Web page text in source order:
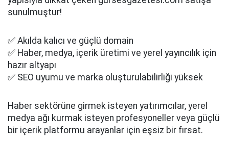
sunulmuştur!
✅ Akılda kalıcı ve güçlü domain
✅ Haber, medya, içerik üretimi ve yerel yayıncılık için
hazır altyapı
✅ SEO uyumu ve marka oluşturulabilirliği yüksek
Haber sektörüne girmek isteyen yatırımcılar, yerel
medya ağı kurmak isteyen profesyoneller veya güçlü
bir içerik platformu arayanlar için eşsiz bir fırsat.